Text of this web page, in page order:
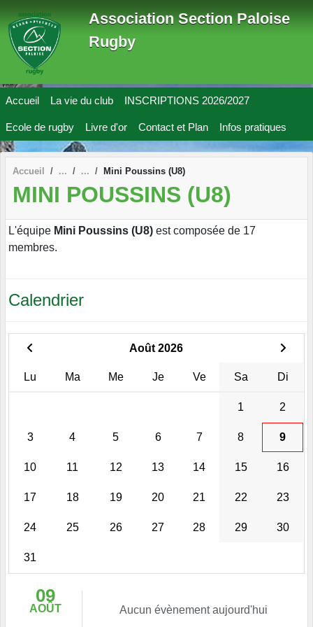
Association Section Paloise
Rugby
Accueil La vie du club INSCRIPTIONS 2026/2027
Ecole de rugby Livre d'or Contact et Plan Infos pratiques
Accueil Mini Poussins (U8)
MINI POUSSINS (U8)
L'équipe Mini Poussins (U8) est composée de 17
membres.
Calendrier
Août 2026
Lu Ma Me Je Ve Sa Di
1 2
3 4 5 6 7 8 9
10 11 12 13 14 15 16
17 18 19 20 21 22 23
24 25 26 27 28 29 30
31
09
AOÛT Aucun évènement aujourd'hui